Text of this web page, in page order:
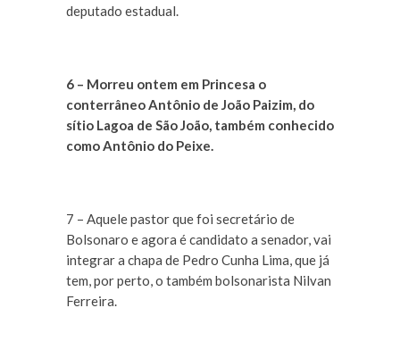
deputado estadual.
6 – Morreu ontem em Princesa o
conterrâneo Antônio de João Paizim, do
sítio Lagoa de São João, também conhecido
como Antônio do Peixe.
7 – Aquele pastor que foi secretário de
Bolsonaro e agora é candidato a senador, vai
integrar a chapa de Pedro Cunha Lima, que já
tem, por perto, o também bolsonarista Nilvan
Ferreira.